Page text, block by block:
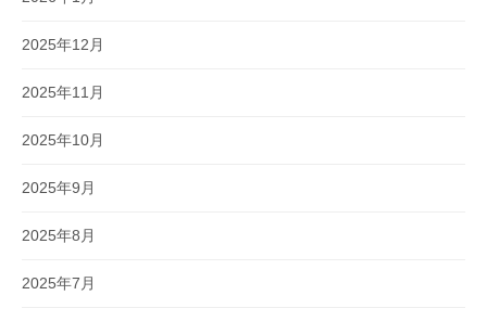
2025年12月
2025年11月
2025年10月
2025年9月
2025年8月
2025年7月